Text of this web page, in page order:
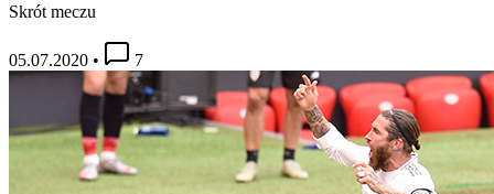
Skrót meczu
05.07.2020 • 7